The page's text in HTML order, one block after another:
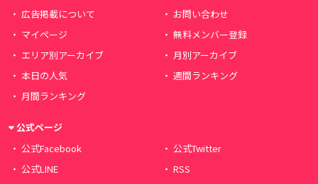
広告掲載について
お問い合わせ
マイページ
無料メンバー登録
エリア別アーカイブ
月別アーカイブ
本日の人気
週間ランキング
月間ランキング
公式ページ
公式Facebook
公式Twitter
公式LINE
RSS